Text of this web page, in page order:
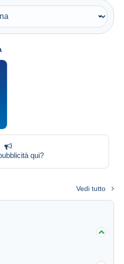
qui?
Vedi tutto